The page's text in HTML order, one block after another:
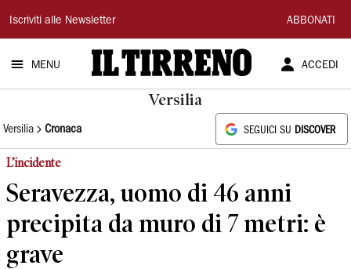
Il
Tirreno
Iscriviti alle Newsletter ABBONATI
MENU ACCEDI
Versilia
Versilia Cronaca SEGUICI SU DISCOVER
L’incidente
Seravezza, uomo di 46 anni
precipita da muro di 7 metri: è
grave